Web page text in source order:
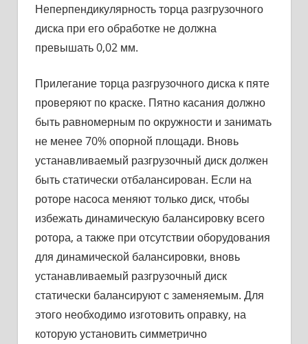
Неперпендикулярность торца разгрузочного
диска при его об­работке не должна
превышать 0,02 мм.
Прилегание торца разгрузочного диска к пяте
проверяют по краске. Пятно касания должно
быть равномерным по окружности и занимать
не менее 70% опорной площади. Вновь
устанавлива­емый разгрузочный диск должен
быть статически отбалансирован. Если на
роторе насоса меняют только диск, чтобы
избежать дина­мическую балансировку всего
ротора, а также при отсутствии оборудования
для динамической балансировки, вновь
устанавли­ваемый разгрузочный диск
статически балансируют с заменяемым. Для
этого необходимо изготовить оправку, на
которую установить симметрично